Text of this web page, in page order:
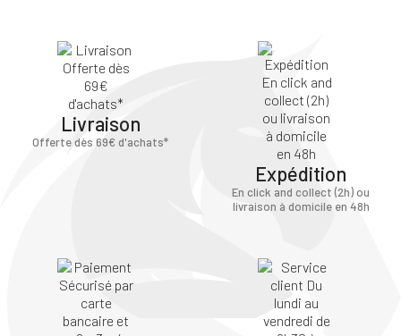
Livraison
Offerte dès 69€ d'achats*
Expédition
En click and collect (2h) ou
livraison à domicile en 48h